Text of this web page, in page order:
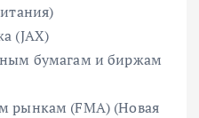
(JAX)
бумагам и биржам
рынкам (FMA) (Новая